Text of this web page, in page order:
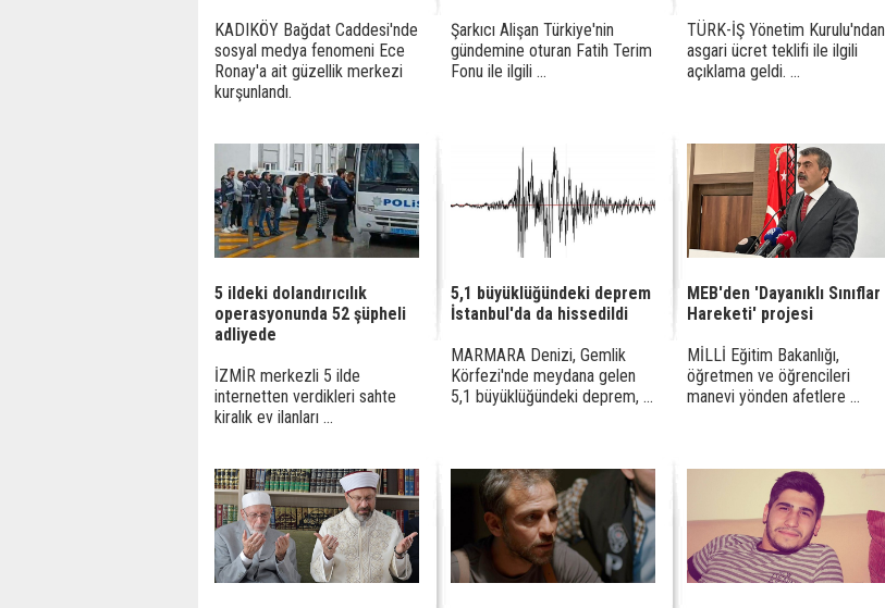
KADIKÖY Bağdat Caddesi'nde
sosyal medya fenomeni Ece
Ronay'a ait güzellik merkezi
kurşunlandı.
Şarkıcı Alişan Türkiye'nin
gündemine oturan Fatih Terim
Fonu ile ilgili ...
TÜRK-İŞ Yönetim Kurulu'ndan
asgari ücret teklifi ile ilgili
açıklama geldi. ...
5 ildeki dolandırıcılık
operasyonunda 52 şüpheli
adliyede
İZMİR merkezli 5 ilde
internetten verdikleri sahte
kiralık ev ilanları ...
5,1 büyüklüğündeki deprem
İstanbul'da da hissedildi
MARMARA Denizi, Gemlik
Körfezi'nde meydana gelen
5,1 büyüklüğündeki deprem, ...
MEB'den 'Dayanıklı Sınıflar
Hareketi' projesi
MİLLİ Eğitim Bakanlığı,
öğretmen ve öğrencileri
manevi yönden afetlere ...